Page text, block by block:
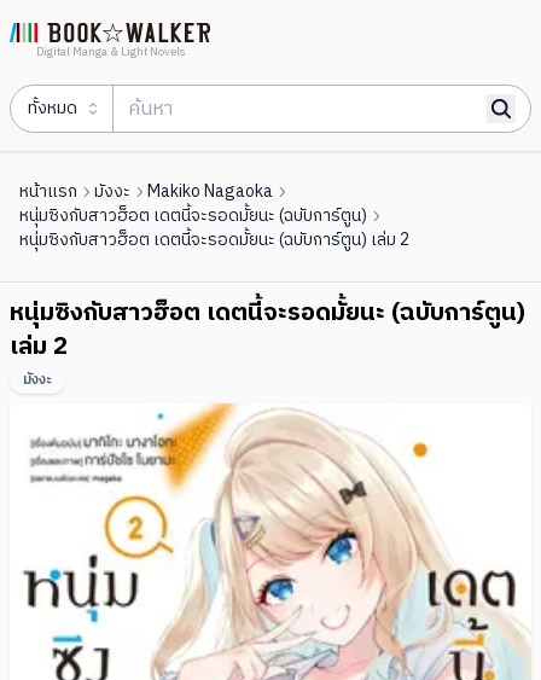
Digital Manga & Light Novels
ทั้งหมด
หน้าแรก มังงะ
Makiko Nagaoka
หนุ่มซิงกับสาวฮ็อต เดตนี้จะรอดมั้ยนะ (ฉบับการ์ตูน)
หนุ่มซิงกับสาวฮ็อต เดตนี้จะรอดมั้ยนะ (ฉบับการ์ตูน) เล่ม 2
หนุ่มซิงกับสาวฮ็อต เดตนี้จะรอดมั้ยนะ (ฉบับการ์ตูน)
เล่ม 2
มังงะ